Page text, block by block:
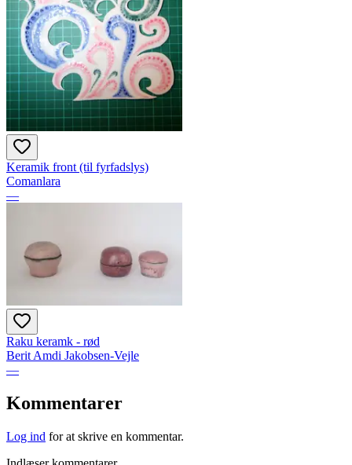
Keramik front (til fyrfadslys)
Comanlara
—
Raku keramk - rød
Berit Amdi Jakobsen-Vejle
—
Kommentarer
Log ind for at skrive en kommentar.